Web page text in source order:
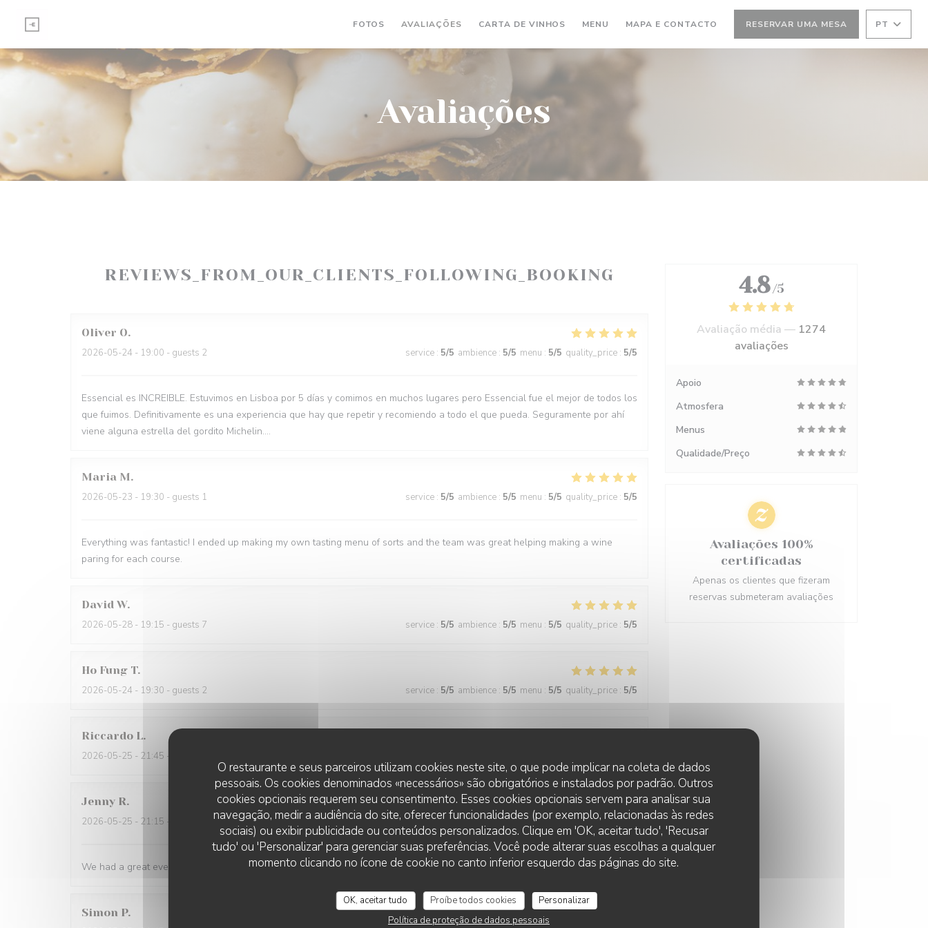
O restaurante e seus parceiros utilizam cookies neste site, o que pode implicar na coleta de dados
pessoais. Os cookies denominados «necessários» são obrigatórios e instalados por padrão. Outros
cookies opcionais requerem seu consentimento. Esses cookies opcionais servem para analisar sua
navegação, medir a audiência do site, oferecer funcionalidades (por exemplo, relacionadas às redes
sociais) ou exibir publicidade ou conteúdos personalizados. Clique em 'OK, aceitar tudo', 'Recusar
tudo' ou 'Personalizar' para gerenciar suas preferências. Você pode alterar suas escolhas a qualquer
momento clicando no ícone de cookie no canto inferior esquerdo das páginas do site.
OK, aceitar tudo Proíbe todos cookies
Personalizar
Política de proteção de dados pessoais
FOTOS AVALIAÇÕES CARTA DE VINHOS ((ABRE NUMA NOVA JANELA))
MENU ((ABRE NUMA NOVA JANELA))
MAPA E CONTACTO RESERVAR UMA MESA PT
Avaliações
REVIEWS_FROM_OUR_CLIENTS_FOLLOWING_BOOKING
Oliver O
2026-05-24 - 19:00 - guests 2 service : 5/5 ambience : 5/5 menu : 5/5 quality_price : 5/5
Essencial es INCREIBLE. Estuvimos en Lisboa por 5 días y comimos en muchos lugares pero Essencial fue el mejor de todos los
que fuimos. Definitivamente es una experiencia que hay que repetir y recomiendo a todo el que pueda. Seguramente por ahí
viene alguna estrella del gordito Michelin....
Maria M
2026-05-23 - 19:30 - guests 1 service : 5/5 ambience : 5/5 menu : 5/5 quality_price : 5/5
Everything was fantastic! I ended up making my own tasting menu of sorts and the team was great helping making a wine
paring for each course.
David W
2026-05-28 - 19:15 - guests 7 service : 5/5 ambience : 5/5 menu : 5/5 quality_price : 5/5
Ho Fung T
2026-05-24 - 19:30 - guests 2 service : 5/5 ambience : 5/5 menu : 5/5 quality_price : 5/5
Riccardo L
2026-05-25 - 21:45 - guests 2
Jenny R
2026-05-25 - 21:15 - guests 2 service:5 /5 ambience:5/5 menu: 5 /5 quality_price:5/5
We had a great evening at Essencial. The staff was wonderful and the food was excellent!
Simon P
4.8 /5
Avaliação média — 1274
avaliações
Apoio
Atmosfera
Menus
Qualidade/Preço
Avaliações 100%
certificadas
Apenas os clientes que fizeram
reservas submeteram avaliações